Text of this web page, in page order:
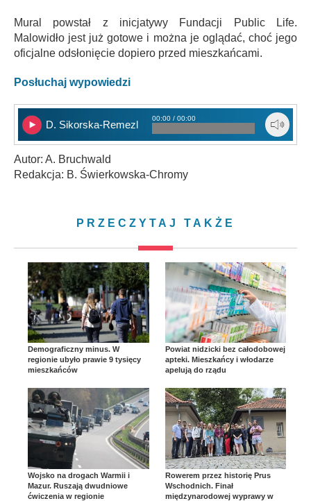
Mural powstał z inicjatywy Fundacji Public Life.
Malowidło jest już gotowe i można je oglądać, choć jego
oficjalne odsłonięcie dopiero przed mieszkańcami.
Posłuchaj wypowiedzi
D. Sikorska-Remezl
00:00 / 00:00
Autor: A. Bruchwald
Redakcja: B. Świerkowska-Chromy
PRZECZYTAJ TAKŻE
Demograficzny minus. W
regionie ubyło prawie 9 tysięcy
mieszkańców
Powiat nidzicki bez całodobowej
apteki. Mieszkańcy i włodarze
apelują do rządu
Wojsko na drogach Warmii i
Mazur. Ruszają dwudniowe
ćwiczenia w regionie
Rowerem przez historię Prus
Wschodnich. Finał
międzynarodowej wyprawy w